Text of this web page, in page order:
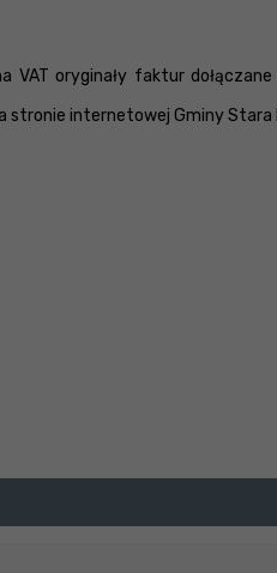
VAT oryginały faktur
stronie internetowej Gminy Stara